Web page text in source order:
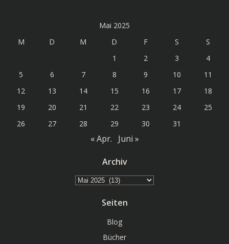
Mai 2025
M
D M D F S
S
1
2 3
4
5
6 7 8 9 10
11
12
13 14 15 16 17
18
19
20 21 22 23 24
25
26
27 28 29 30 31
« Apr. Juni »
Archiv
Archiv
Seiten
Blog
Bücher